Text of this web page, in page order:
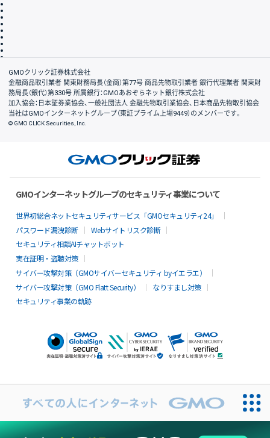
会社案内
GMOクリック証券株式会社
金融商品取引業者 関東財務局長（金商）第77号 商品先物取引業者 銀行代理業者 関東財
務局長（銀代）第330号 所属銀行：GMOあおぞらネット銀行株式会社
加入協会：日本証券業協会、一般社団法人 金融先物取引業協会、日本商品先物取引協会
当社はGMOインターネットグループ（東証プライム上場9449）のメンバーです。
© GMO CLICK Securities, Inc.
GMOインターネットグループのセキュリティ事業について
世界初総合ネットセキュリティサービス「GMOセキュリティ24」
パスワード漏洩診断
Webサイトリスク診断
セキュリティ相談AIチャットボット
実在証明・盗聴対策
サイバー攻撃対策（GMOサイバーセキュリティ byイエラエ）
サイバー攻撃対策（GMO Flatt Security）
なりすまし対策
セキュリティ事業の軌跡